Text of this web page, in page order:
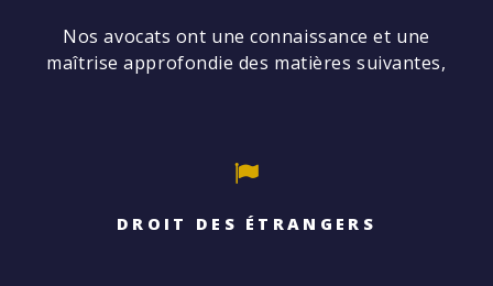
Nos avocats ont une connaissance et une
maîtrise approfondie des matières suivantes,
DROIT DES ÉTRANGERS